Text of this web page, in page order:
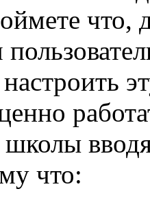
что,
что: